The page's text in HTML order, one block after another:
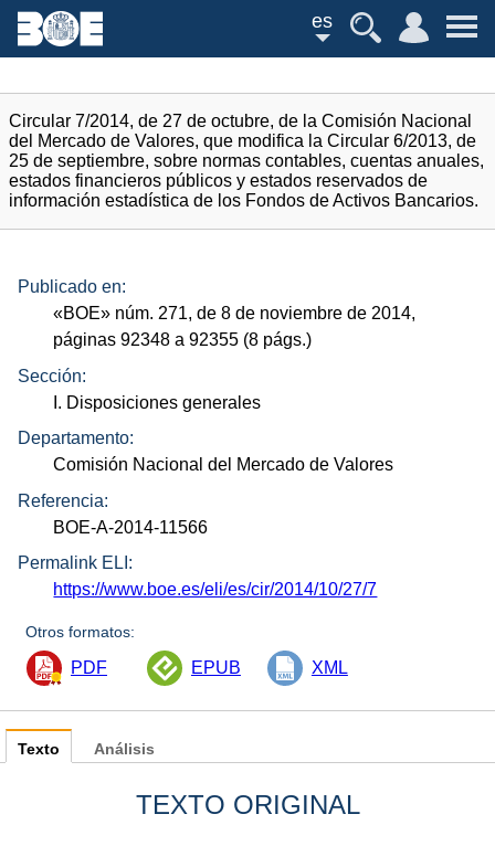
es
Circular 7/2014, de 27 de octubre, de la Comisión Nacional
del Mercado de Valores, que modifica la Circular 6/2013, de
25 de septiembre, sobre normas contables, cuentas anuales,
estados financieros públicos y estados reservados de
información estadística de los Fondos de Activos Bancarios.
Publicado en:
«BOE» núm. 271, de 8 de noviembre de 2014,
páginas 92348 a 92355 (8 págs.)
Sección:
I. Disposiciones generales
Departamento:
Comisión Nacional del Mercado de Valores
Referencia:
BOE-A-2014-11566
Permalink ELI:
https://www.boe.es/eli/es/cir/2014/10/27/7
Otros formatos:
PDF EPUB XML
Texto
TEXTO ORIGINAL
Análisis